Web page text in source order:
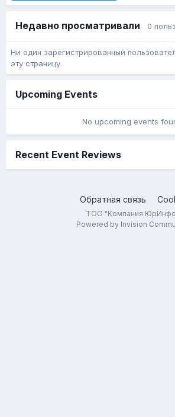
Недавно просматривали 0
Ни один зарегистрированный
эту страницу.
Upcoming Events
No upcoming events
Recent Event Reviews
Обратная связь
ТОО "Компания
Powered by Invision